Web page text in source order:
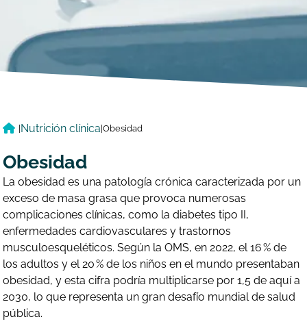
Nutrición clínica |Obesidad
Obesidad
La obesidad es una patología crónica caracterizada por un
exceso de masa grasa que provoca numerosas
complicaciones clínicas, como la diabetes tipo II,
enfermedades cardiovasculares y trastornos
musculoesqueléticos. Según la OMS, en 2022, el 16 % de
los adultos y el 20 % de los niños en el mundo presentaban
obesidad, y esta cifra podría multiplicarse por 1,5 de aquí a
2030, lo que representa un gran desafío mundial de salud
pública.